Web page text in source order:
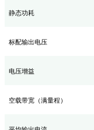
静态功耗
标配输出电压
电压增益
空载带宽（满量程）